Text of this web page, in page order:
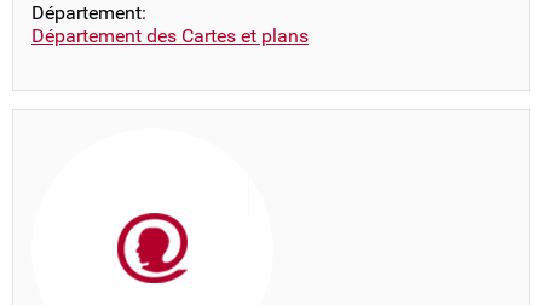
Département:
Département des Cartes et plans